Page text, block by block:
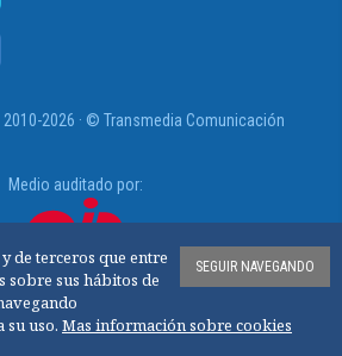
SEGUIR NAVEGANDO
de terceros que entre
sobre sus hábitos de
su uso. Mas información sobre cookies
2010-2026 · © Transmedia Comunicación
Medio auditado por:
www.ojd.es